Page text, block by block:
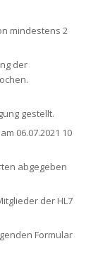
mindestens 2
der
gestellt.
06.07.2021 10
abgegeben
der HL7
Formular